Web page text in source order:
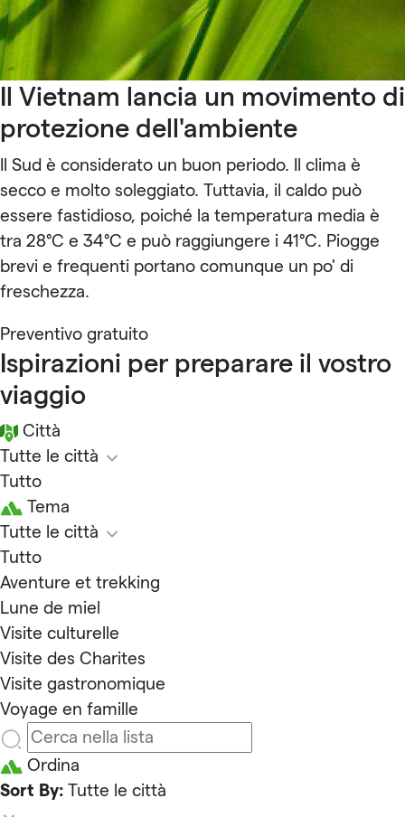
Il Vietnam lancia un movimento di
protezione dell'ambiente
Il Sud è considerato un buon periodo. Il clima è
secco e molto soleggiato. Tuttavia, il caldo può
essere fastidioso, poiché la temperatura media è
tra 28°C e 34°C e può raggiungere i 41°C. Piogge
brevi e frequenti portano comunque un po' di
freschezza.
Preventivo gratuito
Ispirazioni per preparare il vostro
viaggio
Città
Tutte le città
Tutto
Tema
Tutte le città
Tutto
Aventure et trekking
Lune de miel
Visite culturelle
Visite des Charites
Visite gastronomique
Voyage en famille
Ordina
Sort By: Tutte le città